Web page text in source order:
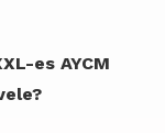
es AYCM